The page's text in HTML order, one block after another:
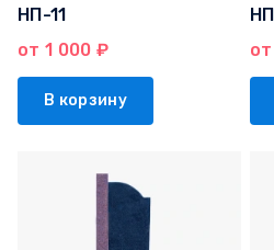
НП-11
от 1 000 ₽
В корзину